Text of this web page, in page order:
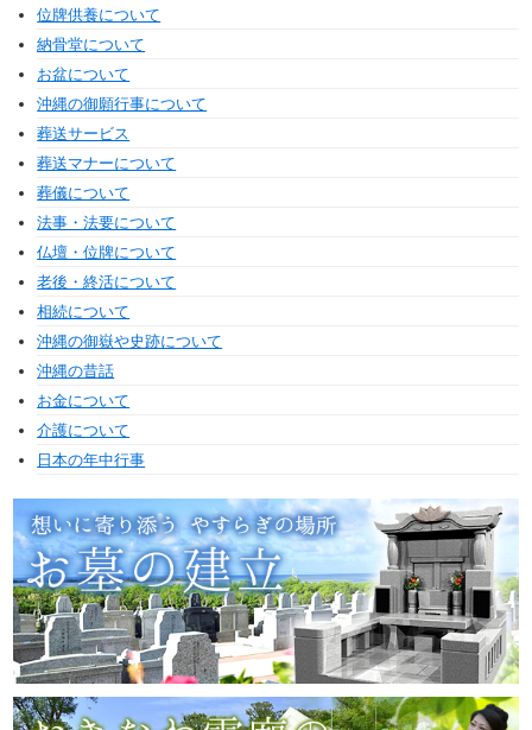
位牌供養について
納骨堂について
お盆について
沖縄の御願行事について
葬送サービス
葬送マナーについて
葬儀について
法事・法要について
仏壇・位牌について
老後・終活について
相続について
沖縄の御嶽や史跡について
沖縄の昔話
お金について
介護について
日本の年中行事